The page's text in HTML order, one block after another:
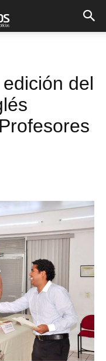
del